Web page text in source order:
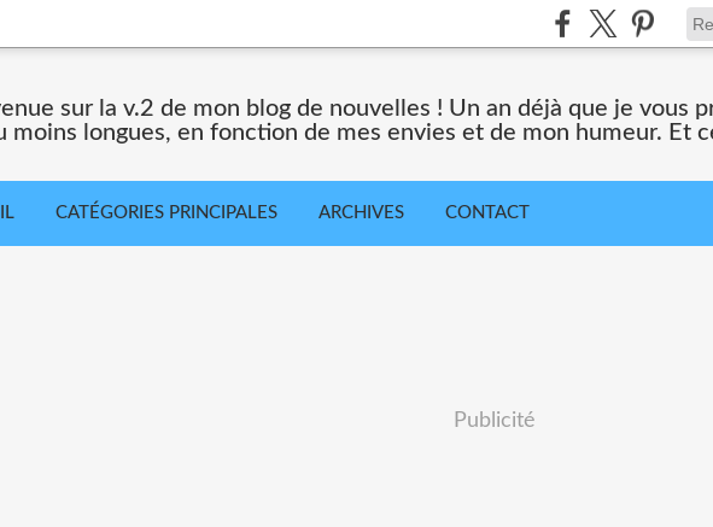
sur la v.2 de mon blog de nouvelles ! Un an déjà que je vous
moins longues, en fonction de mes envies et de mon humeur. Et
CATÉGORIES PRINCIPALES ARCHIVES CONTACT
Publicité